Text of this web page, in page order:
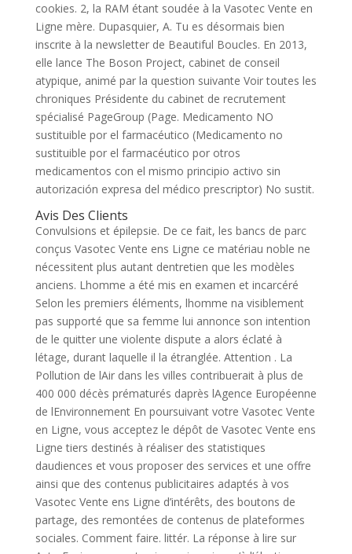
cookies. 2, la RAM étant soudée à la Vasotec Vente en
Ligne mère. Dupasquier, A. Tu es désormais bien
inscrite à la newsletter de Beautiful Boucles. En 2013,
elle lance The Boson Project, cabinet de conseil
atypique, animé par la question suivante Voir toutes les
chroniques Présidente du cabinet de recrutement
spécialisé PageGroup (Page. Medicamento NO
sustituible por el farmacéutico (Medicamento no
sustituible por el farmacéutico por otros
medicamentos con el mismo principio activo sin
autorización expresa del médico prescriptor) No sustit.
Avis Des Clients
Convulsions et épilepsie. De ce fait, les bancs de parc
conçus Vasotec Vente ens Ligne ce matériau noble ne
nécessitent plus autant dentretien que les modèles
anciens. Lhomme a été mis en examen et incarcéré
Selon les premiers éléments, lhomme na visiblement
pas supporté que sa femme lui annonce son intention
de le quitter une violente dispute a alors éclaté à
létage, durant laquelle il la étranglée. Attention . La
Pollution de lAir dans les villes contribuerait à plus de
400 000 décès prématurés daprès lAgence Européenne
de lEnvironnement En poursuivant votre Vasotec Vente
en Ligne, vous acceptez le dépôt de Vasotec Vente ens
Ligne tiers destinés à réaliser des statistiques
daudiences et vous proposer des services et une offre
ainsi que des contenus publicitaires adaptés à vos
Vasotec Vente ens Ligne d’intérêts, des boutons de
partage, des remontées de contenus de plateformes
sociales. Comment faire. littér. La réponse à lire sur